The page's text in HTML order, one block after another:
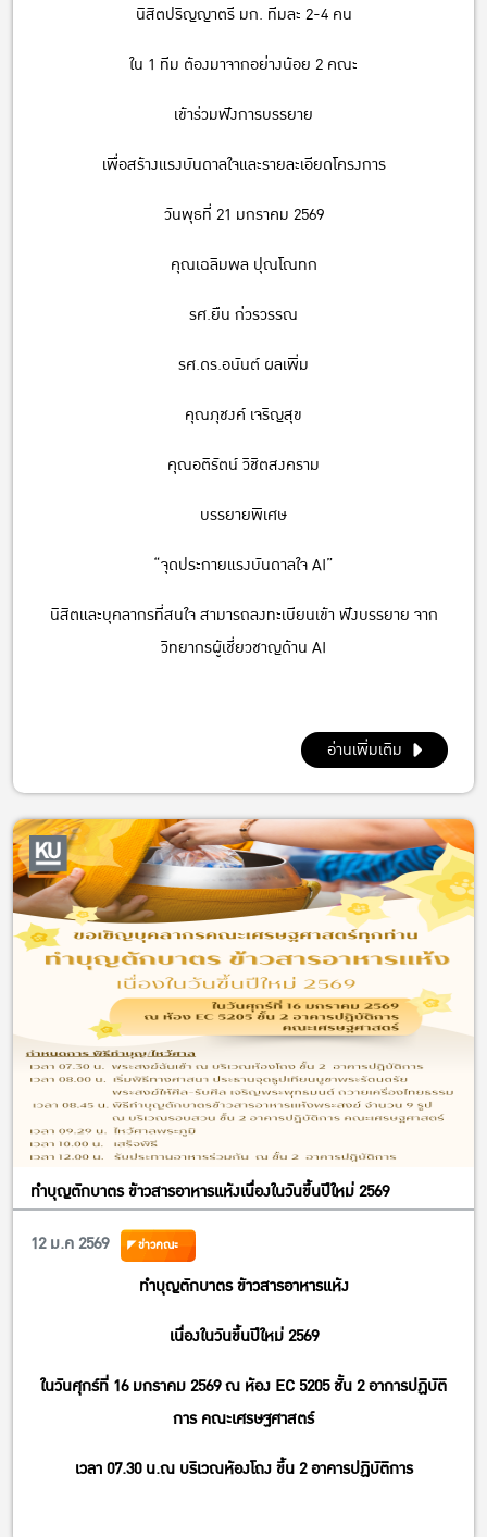
นิสิตปริญญาตรี มก. ทีมละ 2-4 คน
ใน 1 ทีม ต้องมาจากอย่างน้อย 2 คณะ
เข้าร่วมฟังการบรรยาย
เพื่อสร้างแรงบันดาลใจและรายละเอียดโครงการ
วันพุธที่ 21 มกราคม 2569
คุณเฉลิมพล ปุณโณทก
รศ.ยืน ก่วรวรรณ
รศ.ดร.อนันต์ ผลเพิ่ม
คุณภุชงค์ เจริญสุข
คุณอติรัตน์ วิชิตสงคราม
บรรยายพิเศษ
“จุดประกายแรงบันดาลใจ AI”
นิสิตและบุคลากรที่สนใจ สามารถลงทะเบียนเข้า ฟังบรรยาย จาก
วิทยากรผู้เชี่ยวชาญด้าน AI
อ่านเพิ่มเติม
ทําบุญตักบาตร ข้าวสารอาหารแห้งเนื่องในวันขึ้นปีใหม่ 2569
12 ม.ค 2569
ข่าวคณะ
ทําบุญตักบาตร ข้าวสารอาหารแห้ง
เนื่องในวันขึ้นปีใหม่ 2569
ในวันศุกร์ที่ 16 มกราคม 2569 ณ ห้อง EC 5205 ชั้น 2 อาการปฏิบัติ
การ คณะเศรษฐศาสตร์
เวลา 07.30 น.ณ บริเวณห้องโถง ขึ้น 2 อาคารปฏิบัติการ